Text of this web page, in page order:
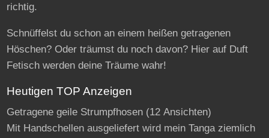
richtig.
Schnüffelst du schon an einem heißen getragenen
Höschen? Oder träumst du noch davon? Hier auf Duft
Fetisch werden deine Träume wahr!
Heutigen TOP Anzeigen
Getragene geile Strumpfhosen(12 Ansichten)
Mit Handschellen ausgeliefert wird mein Tanga ziemlich